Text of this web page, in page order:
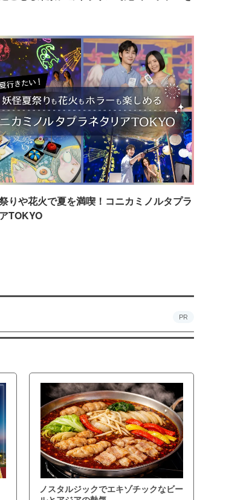
りや花火で夏を満喫！コニカミノルタプラ
TOKYO
PR
ノスタルジックでエキゾチックなビー